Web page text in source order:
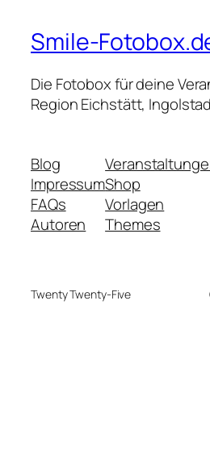
Smile-
Die Fotobox für deine
Region Eichstätt,
Blog
Impressum
FAQs
Autoren
Shop
Vorlagen
Themes
Twenty Twenty-Five